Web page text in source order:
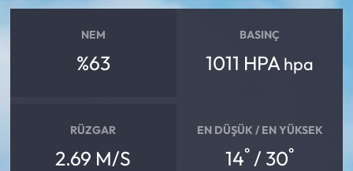
NEM
%63
BASINÇ
1011 HPA hpa
RÜZGAR
2.69 M/S
EN DÜŞÜK / EN YÜKSEK
14° / 30°